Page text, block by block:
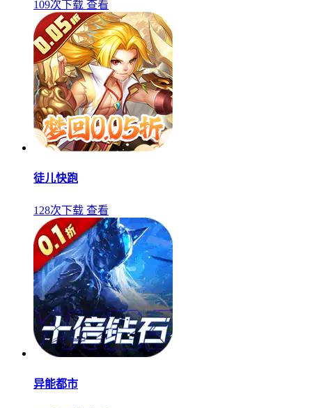
109次下载 查看
徒儿快跑
128次下载 查看
异能都市